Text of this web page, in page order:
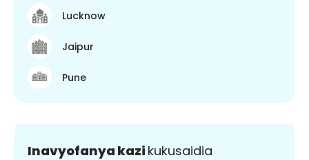
Lucknow
Jaipur
Pune
Inavyofanya kazi kukusaidia